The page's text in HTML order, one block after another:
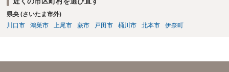
県央 (さいたま市外)
川口市
鴻巣市 上尾市 蕨市 戸田市 桶川市 北本市 伊奈町